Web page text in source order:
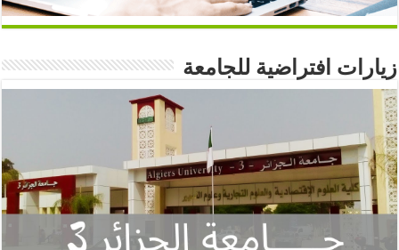
زيارات افتراضية للجامعة